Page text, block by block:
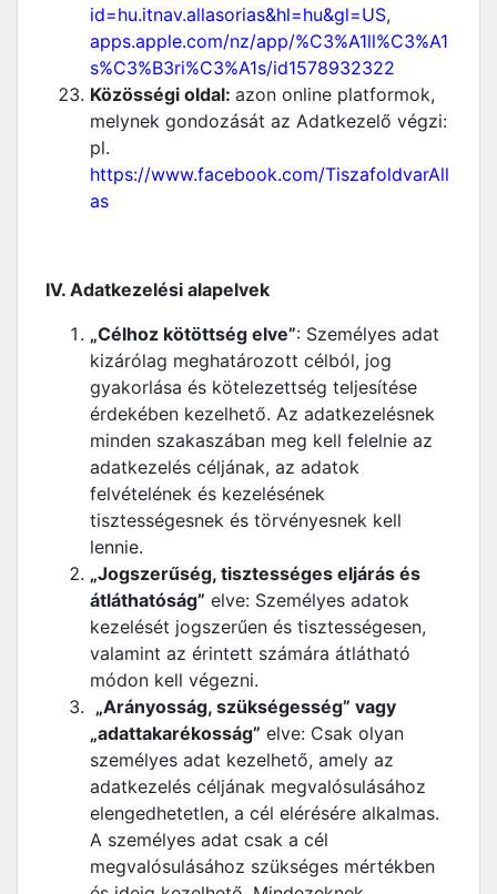
id=hu.itnav.allasorias&hl=hu&gl=US,
apps.apple.com/nz/app/%C3%A1ll%C3%A1
s%C3%B3ri%C3%A1s/id1578932322
Közösségi oldal: azon online platformok,
melynek gondozását az Adatkezelő végzi:
pl.
https://www.facebook.com/TiszafoldvarAll
as
IV. Adatkezelési alapelvek
„Célhoz kötöttség elve”: Személyes adat
kizárólag meghatározott célból, jog
gyakorlása és kötelezettség teljesítése
érdekében kezelhető. Az adatkezelésnek
minden szakaszában meg kell felelnie az
adatkezelés céljának, az adatok
felvételének és kezelésének
tisztességesnek és törvényesnek kell
lennie.
„Jogszerűség, tisztességes eljárás és
átláthatóság” elve: Személyes adatok
kezelését jogszerűen és tisztességesen,
valamint az érintett számára átlátható
módon kell végezni.
„Arányosság, szükségesség” vagy
„adattakarékosság” elve: Csak olyan
személyes adat kezelhető, amely az
adatkezelés céljának megvalósulásához
elengedhetetlen, a cél elérésére alkalmas.
A személyes adat csak a cél
megvalósulásához szükséges mértékben